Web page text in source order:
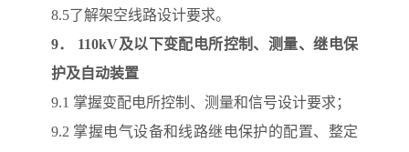
8.5了解架空线路设计要求。
9． 110kV及以下变配电所控制、测量、继电保
护及自动装置
9.1 掌握变配电所控制、测量和信号设计要求；
9.2 掌握电气设备和线路继电保护的配置、整定